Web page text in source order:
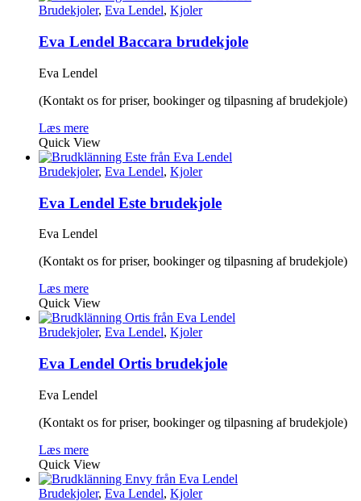
Brudekjoler, Eva Lendel, Kjoler
Eva Lendel Baccara brudekjole
Eva Lendel
(Kontakt os for priser, bookinger og tilpasning af brudekjole)
Læs mere
Quick View
Brudekjoler, Eva Lendel, Kjoler
Eva Lendel Este brudekjole
Eva Lendel
(Kontakt os for priser, bookinger og tilpasning af brudekjole)
Læs mere
Quick View
Brudekjoler, Eva Lendel, Kjoler
Eva Lendel Ortis brudekjole
Eva Lendel
(Kontakt os for priser, bookinger og tilpasning af brudekjole)
Læs mere
Quick View
Brudekjoler, Eva Lendel, Kjoler